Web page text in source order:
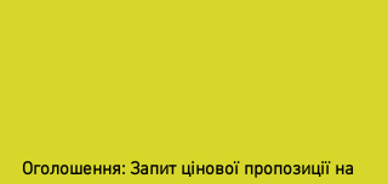
Оголошення: Запит цінової пропозиції на